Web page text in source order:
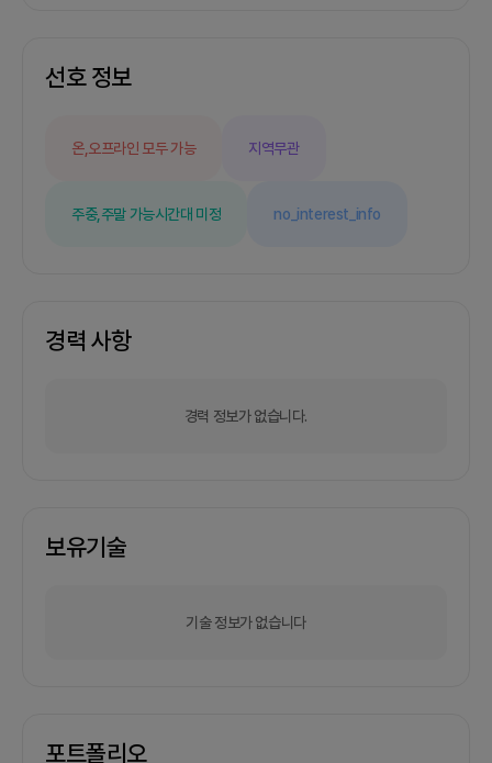
선호 정보
온,오프라인 모두 가능 지역무관
주중,주말 가능시간대 미정 no_interest_info
경력 사항
경력 정보가 없습니다.
보유기술
기술 정보가 없습니다
포트폴리오